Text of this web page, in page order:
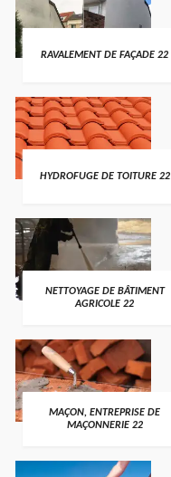
RAVALEMENT DE FAÇADE 22
HYDROFUGE DE TOITURE 22
NETTOYAGE DE BÂTIMENT
AGRICOLE 22
MAÇON, ENTREPRISE DE
MAÇONNERIE 22